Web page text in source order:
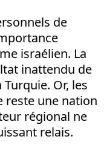
de
israélien. La
inattendu de
Or, les
reste une nation
régional ne
relais.